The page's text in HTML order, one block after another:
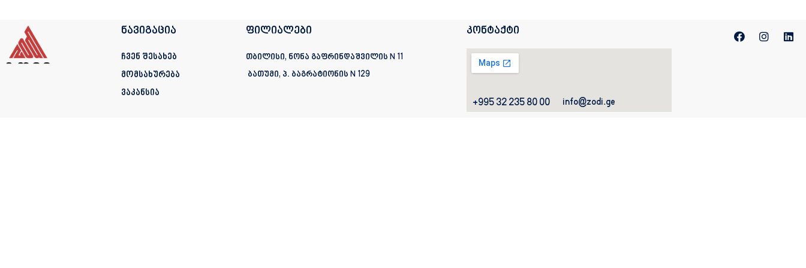
ნავიგაცია
ჩვენ შესახებ
მომსახურება
ვაკანსია
ფილიალები
თბილისი, ნონა გაფრინდაშვილის N 11
ბათუმი, პ. ბაგრატიონისN 129
კონტაქტი
+995 32 235 80 00 info@zodi.ge